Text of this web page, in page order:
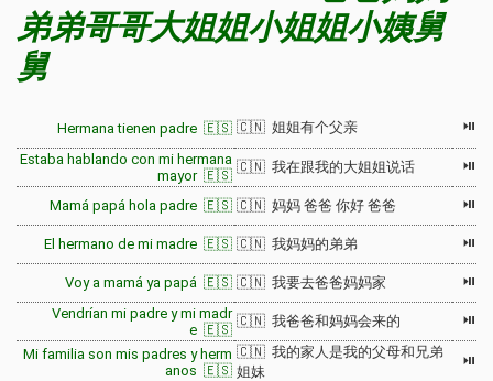
弟弟哥哥大姐姐小姐姐小姨舅
舅
Hermana tienen padre 🇪🇸 🇨🇳 姐姐有个父亲
⏯
Estaba hablando con mi hermana
mayor 🇪🇸
🇨🇳 我在跟我的大姐姐说话 ⏯
Mamá papá hola padre 🇪🇸 🇨🇳 妈妈 爸爸 你好 爸爸 ⏯
El hermano de mi madre 🇪🇸 🇨🇳 我妈妈的弟弟 ⏯
Voy a mamá ya papá 🇪🇸 🇨🇳 我要去爸爸妈妈家
⏯
Vendrían mi padre y mi madr
e 🇪🇸
🇨🇳 我爸爸和妈妈会来的 ⏯
Mi familia son mis padres y herm
anos 🇪🇸
🇨🇳 我的家人是我的父母和兄弟
姐妹
⏯